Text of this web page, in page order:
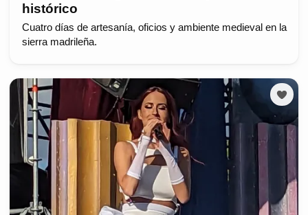
histórico
Cuatro días de artesanía, oficios y ambiente medieval en la
sierra madrileña.